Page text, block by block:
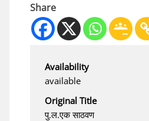
Share
Availability
available
Original Title
पु.ल.एक साठवण